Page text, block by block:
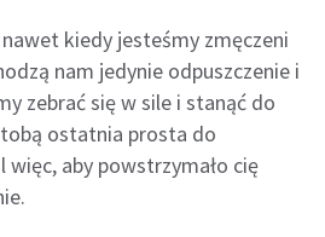
kiedy jesteśmy zmęczeni
nam jedynie odpuszczenie i
zebrać się w sile i stanąć do
ostatnia prosta do
aby powstrzymało cię